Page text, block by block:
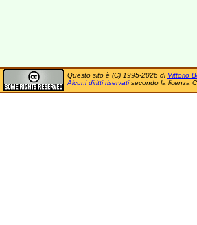
Questo sito è (C) 1995-2026 di Vittorio
Alcuni diritti riservatisecondo la licenza